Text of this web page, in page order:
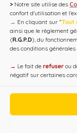
> Notre site utilise des
confort d'utilisation et
→ En cliquant sur ”Tout
ainsi que le règlement
(R.G.P.D), du
des conditions générales
→ Le fait de refuser ou
négatif sur certaines